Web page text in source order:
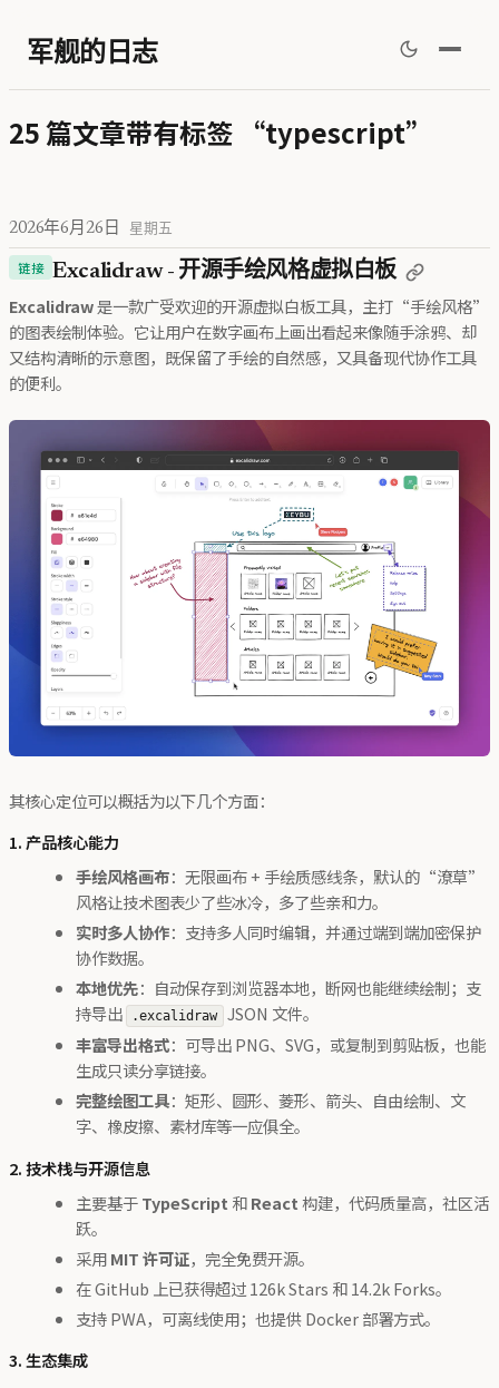
军舰的日志
25 篇文章带有标签 “typescript”
2026年6月26日 星期五
链接 Excalidraw - 开源手绘风格虚拟白板
Excalidraw是一款广受欢迎的开源虚拟白板工具，主打“手绘风格”
的图表绘制体验。它让用户在数字画布上画出看起来像随手涂鸦、却
又结构清晰的示意图，既保留了手绘的自然感，又具备现代协作工具
的便利。
其核心定位可以概括为以下几个方面：
1. 产品核心能力
手绘风格画布：无限画布 + 手绘质感线条，默认的“潦草”
风格让技术图表少了些冰冷，多了些亲和力。
实时多人协作：支持多人同时编辑，并通过端到端加密保护
协作数据。
本地优先：自动保存到浏览器本地，断网也能继续绘制；支
持导出
.excalidraw JSON 文件。
丰富导出格式：可导出 PNG、SVG，或复制到剪贴板，也能
生成只读分享链接。
完整绘图工具：矩形、圆形、菱形、箭头、自由绘制、文
字、橡皮擦、素材库等一应俱全。
2. 技术栈与开源信息
主要基于TypeScript 和React构建，代码质量高，社区活
跃。
采用MIT 许可证，完全免费开源。
在 GitHub 上已获得超过 126k Stars 和 14.2k Forks。
支持 PWA，可离线使用；也提供 Docker 部署方式。
3. 生态集成